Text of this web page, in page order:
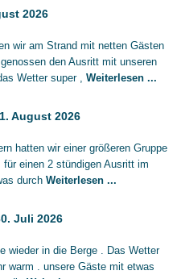
2026
wir am Strand mit netten Gästen
den Ausritt mit unseren
Wetter super , Weiterlesen ...
August 2026
hatten wir einer größeren Gruppe
einen 2 stündigen Ausritt im
durch Weiterlesen ...
Juli 2026
wieder in die Berge . Das Wetter
warm . unsere Gäste mit etwas